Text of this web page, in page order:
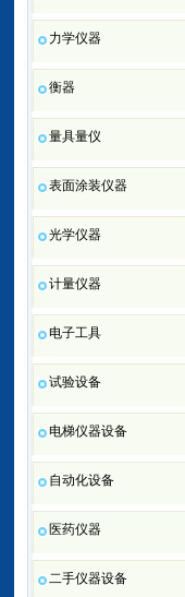
力学仪器
衡器
量具量仪
表面涂装仪器
光学仪器
计量仪器
电子工具
试验设备
电梯仪器设备
自动化设备
医药仪器
二手仪器设备